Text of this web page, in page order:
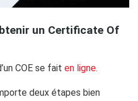
un Certificate Of
COE se fait en ligne.
deux étapes bien